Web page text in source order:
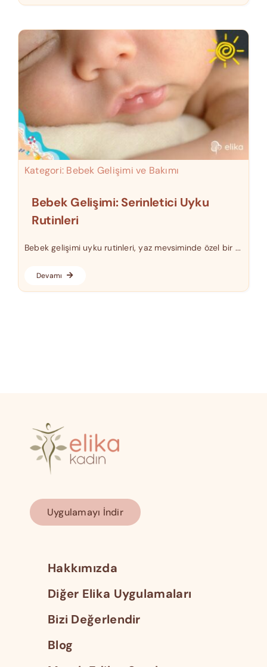
Kategori: Bebek Gelişimi ve Bakımı
Bebek Gelişimi: Serinletici Uyku
Rutinleri
Bebek gelişimi uyku rutinleri, yaz mevsiminde özel bir ...
Devamı
Uygulamayı İndir
Hakkımızda
Diğer Elika Uygulamaları
Bizi Değerlendir
Blog